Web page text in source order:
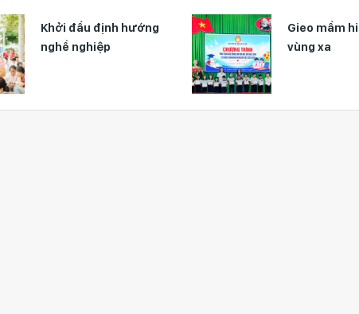
Khởi đầu định hướng
nghề nghiệp
Gieo mầm
vùng xa